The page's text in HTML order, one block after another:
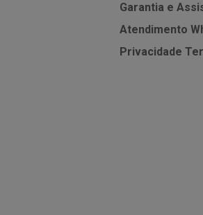
Garantia e
Atendimento
Privacidade